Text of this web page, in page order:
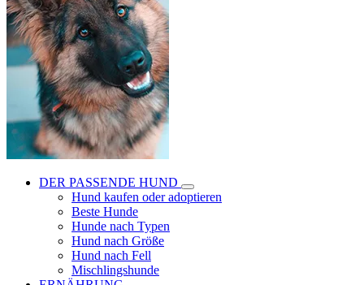
DER PASSENDE HUND
Hund kaufen oder adoptieren
Beste Hunde
Hunde nach Typen
Hund nach Größe
Hund nach Fell
Mischlingshunde